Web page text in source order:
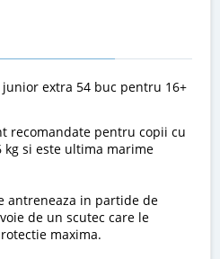
junior extra 54 buc pentru 16+
recomandate pentru copii cu
si este ultima marime
antreneaza in partide de
de un scutec care le
maxima.